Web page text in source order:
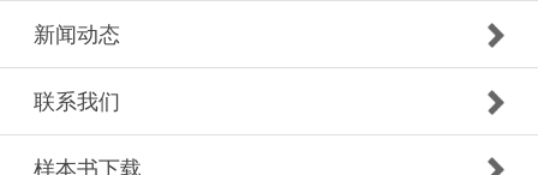
新闻动态
联系我们
样本书下载